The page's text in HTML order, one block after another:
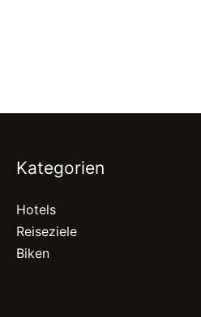
Kategorien
Hotels
Reiseziele
Biken